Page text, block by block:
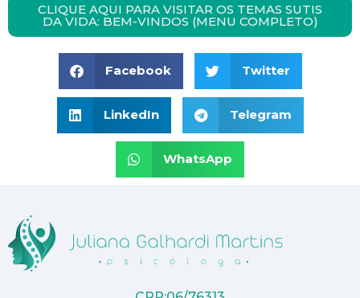
CLIQUE AQUI PARA VISITAR OS TEMAS SUTIS
DA VIDA: BEM-VINDOS (MENU COMPLETO)
Facebook Twitter
LinkedIn Telegram
WhatsApp